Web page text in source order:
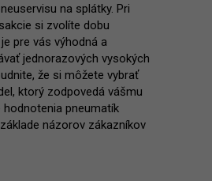
na splátky. Pri
si zvolíte dobu
pre vás výhodná a
jednorazových vysokých
že si môžete vybrať
ktorý zodpovedá vášmu
hodnotenia pneumatík
názorov zákazníkov